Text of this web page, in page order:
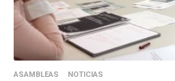
ASAMBLEAS NOTICIAS